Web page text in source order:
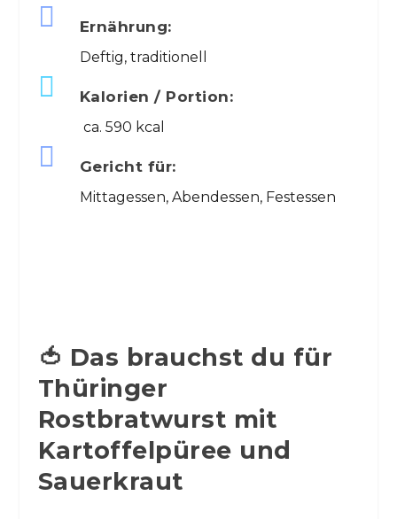
 Ernährung:
Deftig, traditionell
 Kalorien / Portion:
ca. 590 kcal
 Gericht für:
Mittagessen, Abendessen, Festessen
🍅 Das brauchst du für
Thüringer
Rostbratwurst mit
Kartoffelpüree und
Sauerkraut